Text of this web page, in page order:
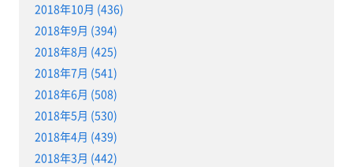
2018年10月 (436)
2018年9月 (394)
2018年8月 (425)
2018年7月 (541)
2018年6月 (508)
2018年5月 (530)
2018年4月 (439)
2018年3月 (442)